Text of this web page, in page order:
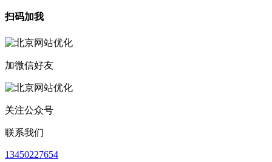
扫码加我
加微信好友
关注公众号
联系我们
13450227654